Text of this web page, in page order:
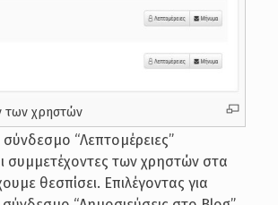
των χρηστών
σύνδεσμο “Λεπτομέρειες”
συμμετέχοντες των χρηστών στα
θεσπίσει. Επιλέγοντας για